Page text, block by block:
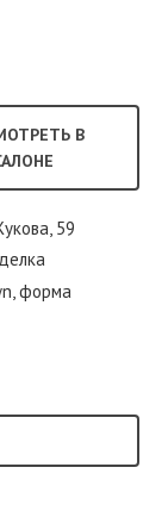
В
59
форма